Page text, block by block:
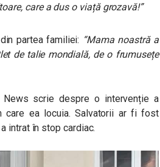
care a dus o viață grozavă!”
partea familiei: “Mama noastră a
de talie mondială, de o frumusețe
scrie despre o intervenție a
care ea locuia. Salvatorii ar fi fost
intrat în stop cardiac.